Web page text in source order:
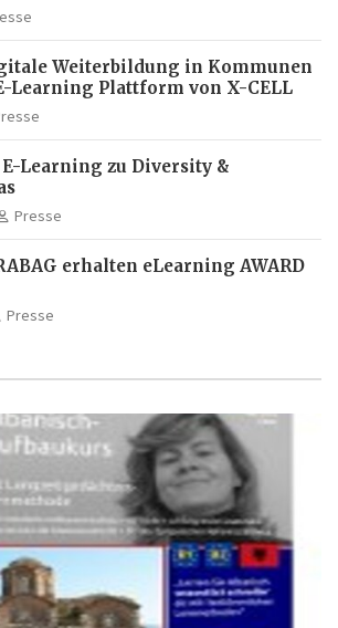
Weiterbildung in Kommunen
Learning Plattform von X-CELL
Learning zu Diversity &
Presse
erhalten eLearning AWARD
Presse